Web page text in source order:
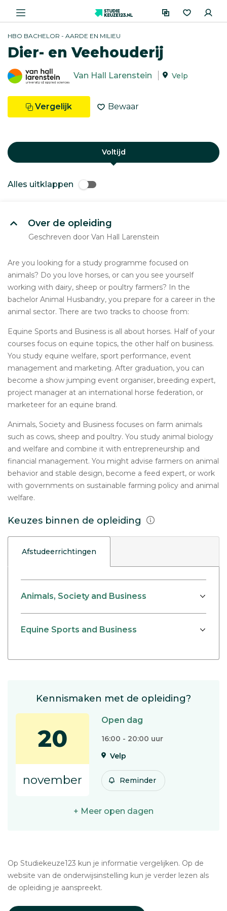
HBO BACHELOR - AARDE EN MILIEU
Dier- en Veehouderij
Van Hall Larenstein Velp
Vergelijk Bewaar
Voltijd
Alles uitklappen
Over de opleiding
Geschreven door Van Hall Larenstein
Are you looking for a study programme focused on
animals? Do you love horses, or can you see yourself
working with dairy, sheep or poultry farmers? In the
bachelor Animal Husbandry, you prepare for a career in the
animal sector. There are two tracks to choose from:
Equine Sports and Business is all about horses. Half of your
courses focus on equine topics, the other half on business.
You study equine welfare, sport performance, event
management and marketing. After graduation, you can
become a show jumping event organiser, breeding expert,
project manager at an international horse federation, or
marketeer for an equine brand.
Animals, Society and Business focuses on farm animals
such as cows, sheep and poultry. You study animal biology
and welfare and combine it with entrepreneurship and
financial management. You might advise farmers on animal
behavior and stable design, become a feed expert, or work
with governments on sustainable farming policy and animal
welfare.
Keuzes binnen de opleiding
Afstudeerrichtingen
Animals, Society and Business
Equine Sports and Business
Kennismaken met de opleiding?
20
november
Open dag
16:00 - 20:00 uur
Velp
Reminder
+ Meer open dagen
Op Studiekeuze123 kun je informatie vergelijken. Op de
website van de onderwijsinstelling kun je verder lezen als
de opleiding je aanspreekt.